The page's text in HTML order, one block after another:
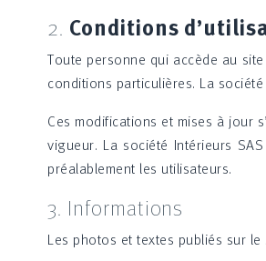
2. Conditions
Toute personne qui accède au
conditions particulières. La
Ces modifications et mises à jour
vigueur. La société Intérieurs
préalablement les utilisateurs.
3. Informations
Les photos et textes publiés sur